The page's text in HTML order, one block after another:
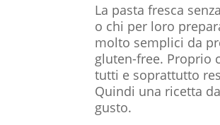
La pasta fresca
o chi per loro
molto semplici da
gluten-free. Proprio
tutti e soprattutto
Quindi una ricetta
gusto.